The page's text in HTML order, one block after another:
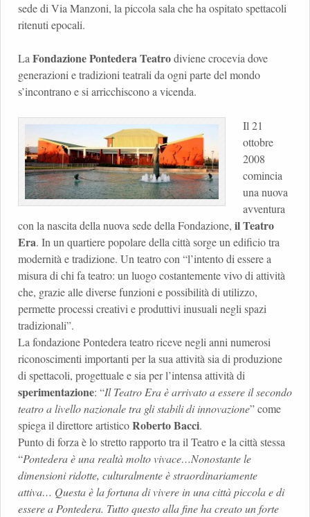
sede di Via Manzoni, la piccola sala che ha ospitato spettacoli
ritenuti epocali.
LaFondazione Pontedera Teatrodiviene crocevia dove
generazioni e tradizioni teatrali da ogni parte del mondo
s’incontrano e si arricchiscono a vicenda.
Il 21
ottobre
2008
comincia
una nuova
avventura
con la nascita della nuova sede della Fondazione, il Teatro
Era. In un quartiere popolare della città sorge un edificio tra
modernità e tradizione. Un teatro con “l’intento di essere a
misura di chi fa teatro: un luogo costantemente vivo di attività
che, grazie alle diverse funzioni e possibilità di utilizzo,
permette processi creativi e produttivi inusuali negli spazi
tradizionali”.
La fondazione Pontedera teatro riceve negli anni numerosi
riconoscimenti importanti per la sua attività sia di produzione
di spettacoli, progettuale e sia per l’intensa attività di
sperimentazione: “Il Teatro Era è arrivato a essere il secondo
teatro a livello nazionale tra gli stabili di innovazione” come
spiega il direttore artisticoRoberto Bacci.
Punto di forza è lo stretto rapporto tra il Teatro e la città stessa
“Pontedera è una realtà molto vivace…Nonostante le
dimensioni ridotte, culturalmente è straordinariamente
attiva… Questa è la fortuna di vivere in una città piccola e di
essere a Pontedera. Tutto questo alla fine ha creato un forte